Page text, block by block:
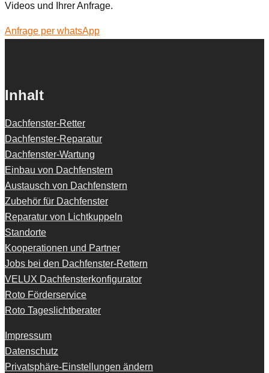
Videos und Ihrer Anfrage.
Anfrage per whatsApp
Inhalt
Dachfenster-Retter
Dachfenster-Reparatur
Dachfenster-Wartung
Einbau von Dachfenstern
Austausch von Dachfenstern
Zubehör für Dachfenster
Reparatur von Lichtkuppeln
Standorte
Kooperationen und Partner
Jobs bei den Dachfenster-Rettern
VELUX Dachfensterkonfigurator
Roto Förderservice
Roto Tageslichtberater
Impressum
Datenschutz
Privatsphäre-Einstellungen ändern